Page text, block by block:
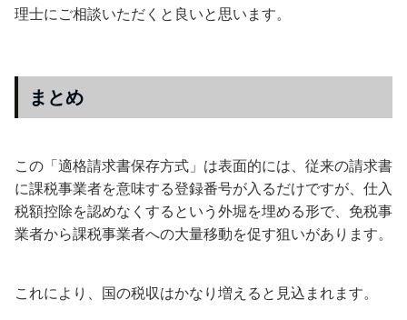
理士にご相談いただくと良いと思います。
まとめ
この「適格請求書保存方式」は表面的には、従来の請求書
に課税事業者を意味する登録番号が入るだけですが、仕入
税額控除を認めなくするという外堀を埋める形で、免税事
業者から課税事業者への大量移動を促す狙いがあります。
これにより、国の税収はかなり増えると見込まれます。